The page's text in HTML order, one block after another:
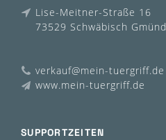
Lise-Meitner-Straße 16
73529 Schwäbisch Gmünd
verkauf@mein-tuergriff.de
www.mein-tuergriff.de
SUPPORTZEITEN